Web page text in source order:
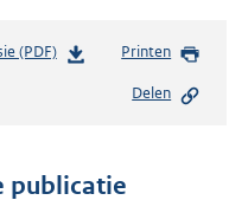
(PDF)b
n
d
Printen
Delen
publicatie